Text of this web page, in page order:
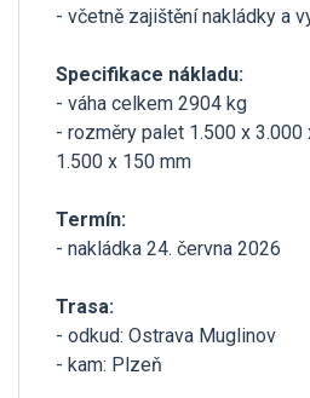
- včetně zajištění nakládky a
Specifikace nákladu:
- váha celkem 2904 kg
- rozměry palet 1.500 x 3.000
1.500 x 150 mm
Termín:
- nakládka 24. června 2026
Trasa:
- odkud: Ostrava Muglinov
- kam: Plzeň